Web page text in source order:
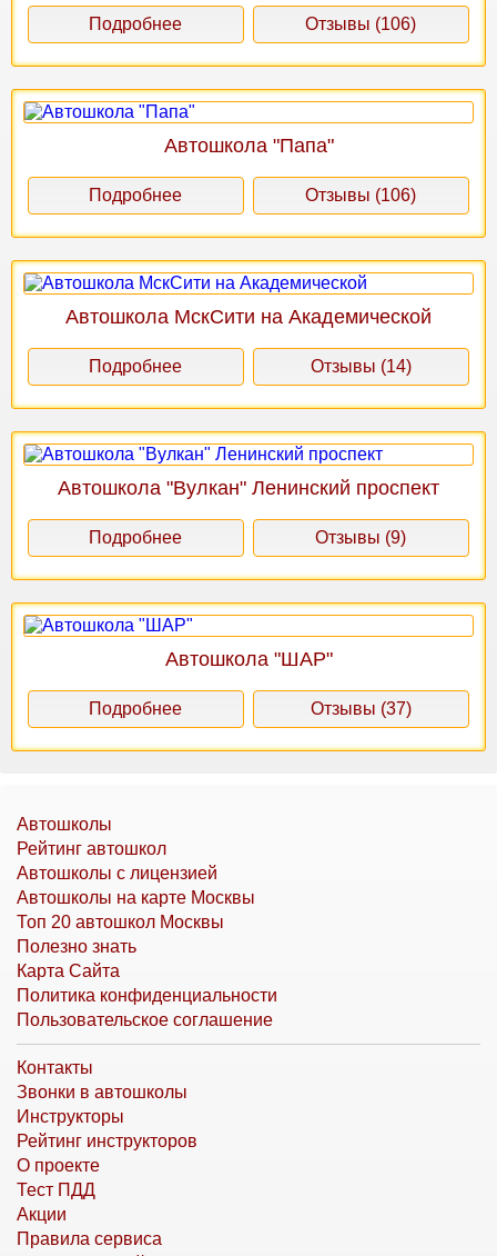
Подробнее Отзывы (106)
Автошкола "Папа"
Подробнее Отзывы (106)
Автошкола МскСити на Академической
Подробнее Отзывы (14)
Автошкола "Вулкан" Ленинский проспект
Подробнее Отзывы (9)
Автошкола "ШАР"
Подробнее Отзывы (37)
Автошколы
Рейтинг автошкол
Автошколы с лицензией
Автошколы на карте Москвы
Топ 20 автошкол Москвы
Полезно знать
Карта Сайта
Политика конфиденциальности
Пользовательское соглашение
Контакты
Звонки в автошколы
Инструкторы
Рейтинг инструкторов
О проекте
Тест ПДД
Акции
Правила сервиса